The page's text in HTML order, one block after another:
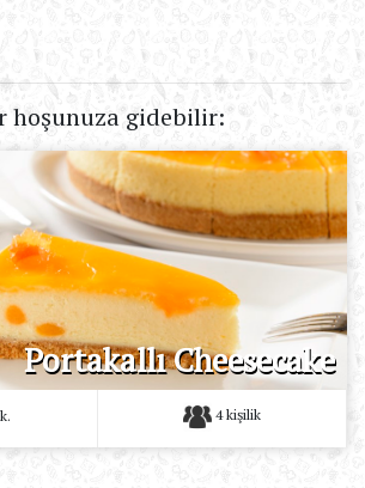
hoşunuza gidebilir:
Portakallı Cheesecake
4 kişilik